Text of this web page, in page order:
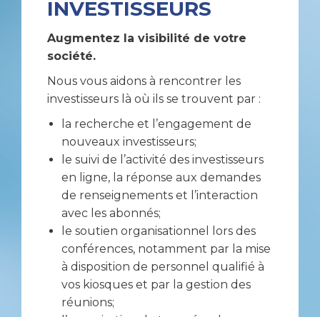
INVESTISSEURS
Augmentez la visibilité de votre
société.
Nous vous aidons à rencontrer les
investisseurs là où ils se trouvent par :
la recherche et l’engagement de
nouveaux investisseurs;
le suivi de l’activité des investisseurs
en ligne, la réponse aux demandes
de renseignements et l’interaction
avec les abonnés;
le soutien organisationnel lors des
conférences, notamment par la mise
à disposition de personnel qualifié à
vos kiosques et par la gestion des
réunions;